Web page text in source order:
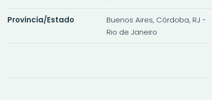
Provincia/Estado
Buenos Aires, Córdoba, RJ -
Rio de Janeiro